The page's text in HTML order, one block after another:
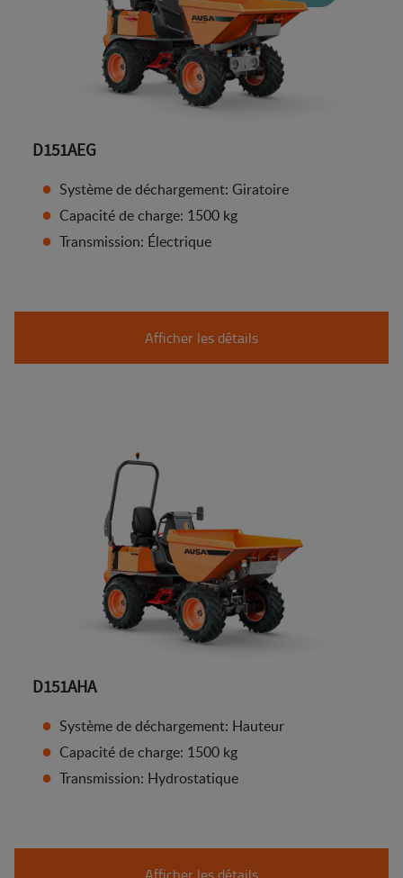
D151AEG
Système de déchargement: Giratoire
Capacité de charge: 1500 kg
Transmission: Électrique
Afficher les détails
D151AHA
Système de déchargement: Hauteur
Capacité de charge: 1500 kg
Transmission: Hydrostatique